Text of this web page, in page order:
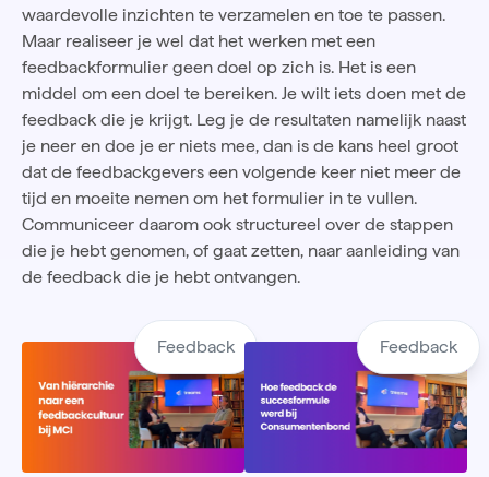
waardevolle inzichten te verzamelen en toe te passen.
Maar realiseer je wel dat het werken met een
feedbackformulier geen doel op zich is. Het is een
middel om een doel te bereiken. Je wilt iets doen met de
feedback die je krijgt. Leg je de resultaten namelijk naast
je neer en doe je er niets mee, dan is de kans heel groot
dat de feedbackgevers een volgende keer niet meer de
tijd en moeite nemen om het formulier in te vullen.
Communiceer daarom ook structureel over de stappen
die je hebt genomen, of gaat zetten, naar aanleiding van
de feedback die je hebt ontvangen.
Feedback Feedback